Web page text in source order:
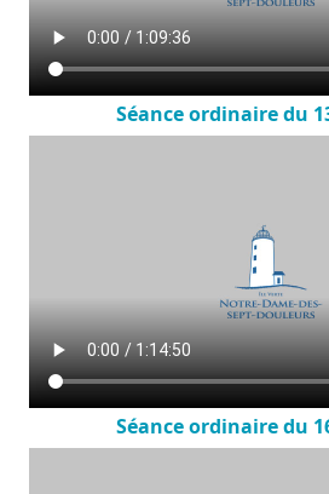
Séance ordinaire du
Séance ordinaire du